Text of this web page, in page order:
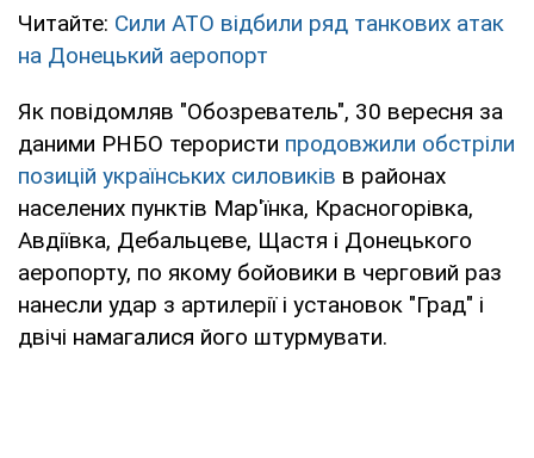
Читайте: Сили АТО відбили ряд танкових атак
на Донецький аеропорт
Як повідомляв "Обозреватель", 30 вересня за
даними РНБО терористи продовжили обстріли
позицій українських силовиків в районах
населених пунктів Мар'їнка, Красногорівка,
Авдіївка, Дебальцеве, Щастя і Донецького
аеропорту, по якому бойовики в черговий раз
нанесли удар з артилерії і установок "Град" і
двічі намагалися його штурмувати.